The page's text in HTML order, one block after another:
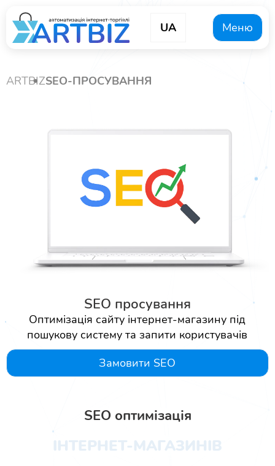
UA Меню
ARTBIZSEO-ПРОСУВАННЯ
SEO просування
Оптимізація сайту інтернет-магазину під
пошукову систему та запити користувачів
Замовити SEO
SEO оптимізація
ІНТЕРНЕТ-МАГАЗИНІВ